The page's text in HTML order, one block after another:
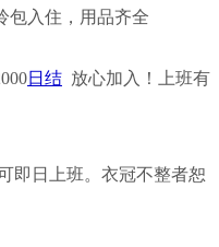
包入住，用品齐全
日结 放心加入！上班有
即日上班。衣冠不整者恕